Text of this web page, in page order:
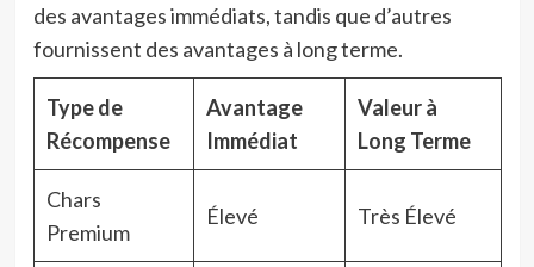
des avantages immédiats, tandis que d’autres
fournissent des avantages à long terme.
Type de
Récompense
Avantage
Immédiat
Valeur à
Long Terme
Chars
Premium
Élevé Très Élevé